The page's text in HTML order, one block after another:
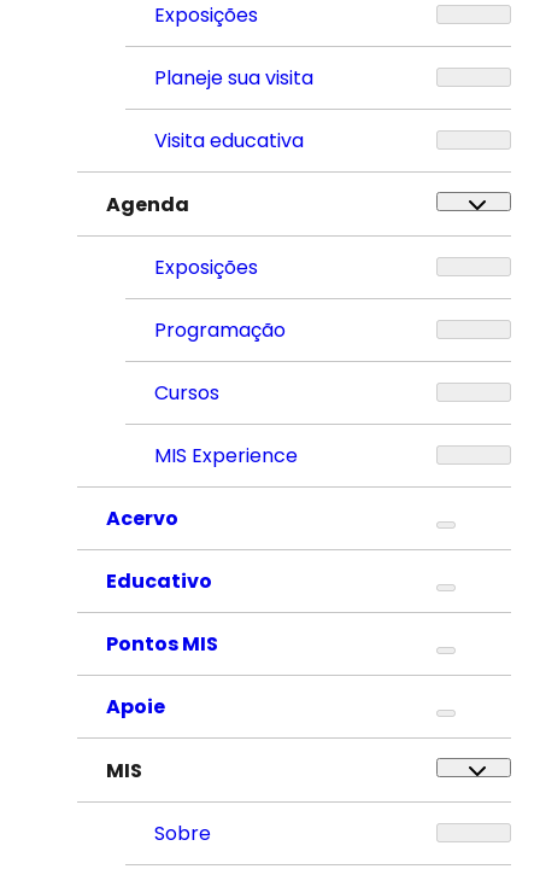
Exposições
Planeje sua visita
Visita educativa
Agenda
Exposições
Programação
Cursos
MIS Experience
Acervo
Educativo
Pontos MIS
Apoie
MIS
Sobre